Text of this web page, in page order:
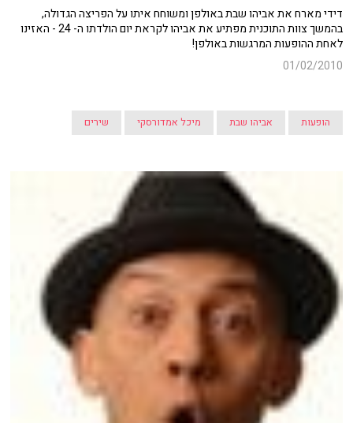
דידי מארח את אביהו שבת באולפן ומשוחח איתו על הפריצה הגדולה,
בהמשך צוות התוכנית מפתיע את אביהו לקראת יום הולדתו ה- 24 - האזינו
לאחת ההופעות המרגשות באולפן!
01/02/2010
הופעות אביהו שבת מיכל אמדורסקי שירים